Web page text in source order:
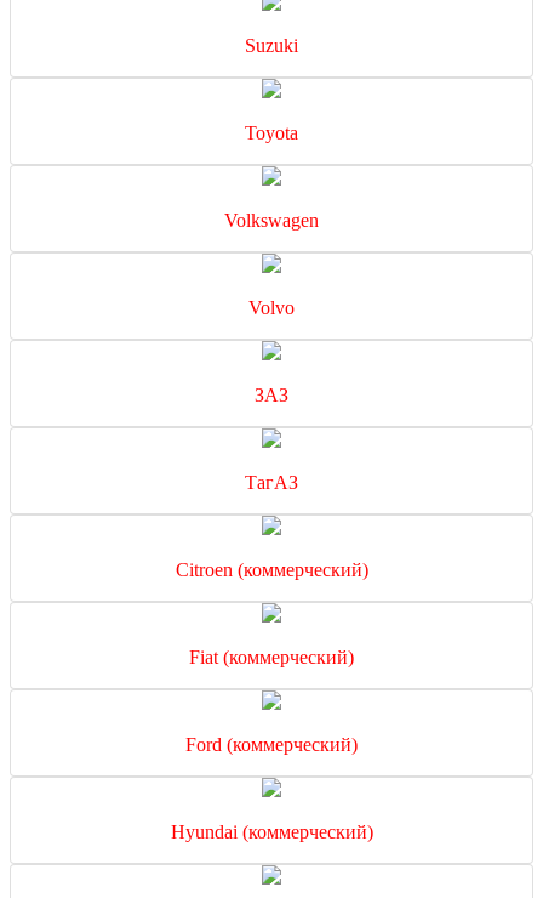
Suzuki
Toyota
Volkswagen
Volvo
ЗАЗ
ТагАЗ
Citroen (коммерческий)
Fiat (коммерческий)
Ford (коммерческий)
Hyundai (коммерческий)